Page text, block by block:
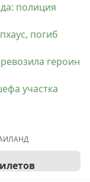
полиция
погиб
героин
участка